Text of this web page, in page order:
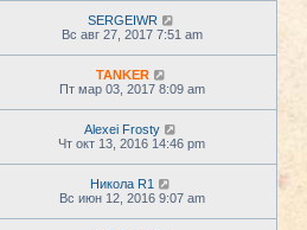
SERGEIWR
Вс авг 27, 2017 7:51 am
TANKER
Пт мар 03, 2017 8:09 am
Alexei Frosty
Чт окт 13, 2016 14:46 pm
Никола R1
Вс июн 12, 2016 9:07 am